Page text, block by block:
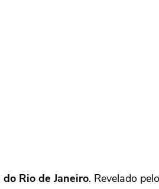
Rio de Janeiro. Revelado pelo